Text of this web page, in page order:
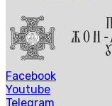
Facebook
Youtube
Telegram